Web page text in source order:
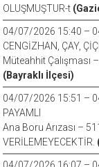
OLUŞMUŞTUR-t
04/07/2026 15:40 –
CENGİZHAN, ÇAY,
Müteahhit Çalışması
(Bayraklı İlçesi)
04/07/2026 15:51 –
PAYAMLI
Ana Boru Arızası –
VERİLEMEYECEKTİR.